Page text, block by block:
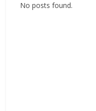
No posts found.